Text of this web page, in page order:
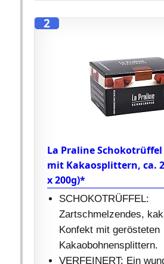
2
La Praline
mit Kakaosplittern, ca.
x 200g)*
SCHOKOTRÜFFEL:
Zartschmelzendes,
Konfekt mit gerösteten
Kakaobohnensplittern.
VERFEINERT: Ein